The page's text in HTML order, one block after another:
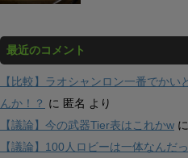
最近のコメント
【比較】ラオシャンロン一番でか
んか！？ に 匿名 より
【議論】今の武器Tier表はこれかw に
【議論】100人ロビーは一体なんだ